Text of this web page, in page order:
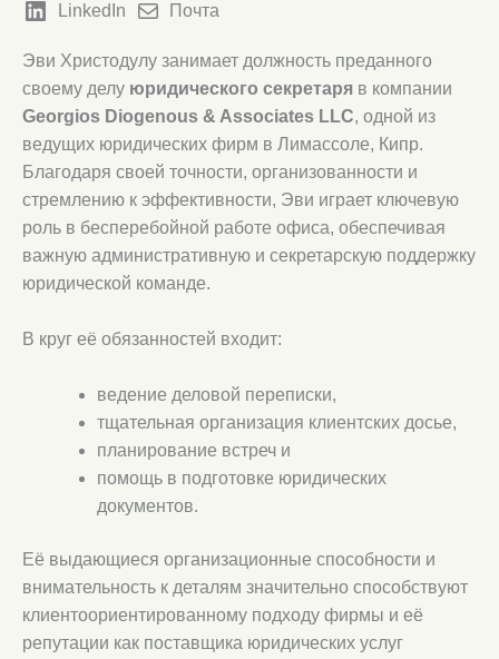
LinkedIn Почта
Эви Христодулу занимает должность преданного
своему делу юридического секретаря в компании
Georgios Diogenous & Associates LLC, одной из
ведущих юридических фирм в Лимассоле, Кипр.
Благодаря своей точности, организованности и
стремлению к эффективности, Эви играет ключевую
роль в бесперебойной работе офиса, обеспечивая
важную административную и секретарскую поддержку
юридической команде.
В круг её обязанностей входит:
ведение деловой переписки,
тщательная организация клиентских досье,
планирование встреч и
помощь в подготовке юридических
документов.
Её выдающиеся организационные способности и
внимательность к деталям значительно способствуют
клиентоориентированному подходу фирмы и её
репутации как поставщика юридических услуг